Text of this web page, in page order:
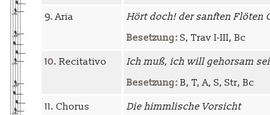
9.Aria
Hört doch! der sanften Flöten
Besetzung: S, Trav I-III, Bc
10. Recitativo
Ich muß, ich will gehorsam
Besetzung: B, T, A, S, Str, Bc
11. Chorus
Die himmlische Vorsicht